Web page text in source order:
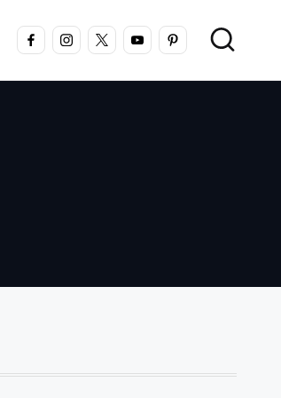
FACEBOOKINSTAGRAM
X YOUTUBEPINTEREST